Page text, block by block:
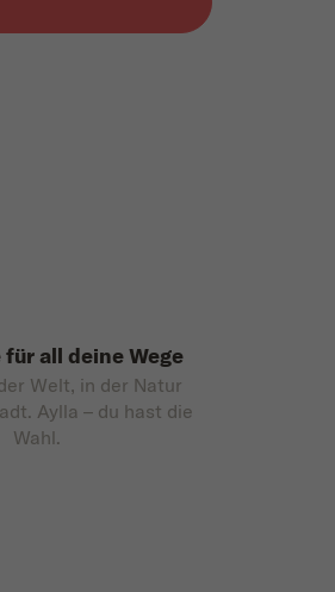
all deine Wege
Welt, in der Natur
Aylla – du hast die
Wahl.